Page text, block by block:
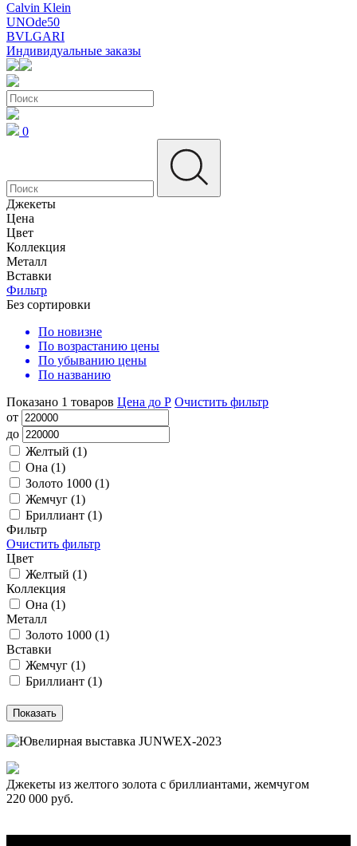
Calvin Klein
UNOde50
BVLGARI
Индивидуальные заказы
0
Джекеты
Цена
Цвет
Коллекция
Металл
Вставки
Фильтр
Без сортировки
По новизне
По возрастанию цены
По убыванию цены
По названию
Показано 1 товаров Цена до Р Очистить фильтр
от
до
Желтый (1)
Она (1)
Золото 1000 (1)
Жемчуг (1)
Бриллиант (1)
Фильтр
Очистить фильтр
Цвет
Желтый (1)
Коллекция
Она (1)
Металл
Золото 1000 (1)
Вставки
Жемчуг (1)
Бриллиант (1)
Джекеты из желтого золота с бриллиантами, жемчугом
220 000 руб.